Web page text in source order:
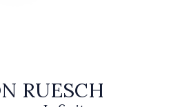
RUESCH